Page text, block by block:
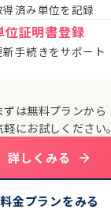
得済み単位を記録
位証明書登録
新手続きをサポート
ずは無料プランから
軽にお試しください。
詳しくみる
料金プランをみる